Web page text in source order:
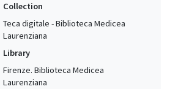
Collection
Teca digitale - Biblioteca Medicea
Laurenziana
Library
Firenze. Biblioteca Medicea
Laurenziana